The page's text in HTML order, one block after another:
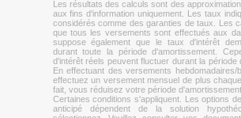
Les résultats des calculs sont des
aux fins d'information uniquement. Les taux
considérés comme des garanties de taux. Les
que tous les versements sont effectués aux
suppose également que le taux d'intérêt
durant toute la période d'amortissement.
d'intérêt réels peuvent fluctuer durant la période
En effectuant des versements hebdomadaires/
effectuez un versement mensuel de plus
fait, vous réduisez votre période d'amortissement.
Certaines conditions s'appliquent. Les options
anticipé dépendent de la solution